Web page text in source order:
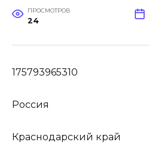
ПРОСМОТРОВ
24
175793965310
Россия
Краснодарский край